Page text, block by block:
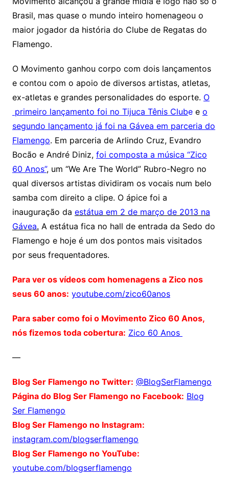
Brasil, mas quase o mundo inteiro homenageou o
maior jogador da história do Clube de Regatas do
Flamengo.
O Movimento ganhou corpo com dois lançamentos
e contou com o apoio de diversos artistas, atletas,
ex-atletas e grandes personalidades do esporte. O
primeiro lançamento foi no Tijuca Tênis Clubee o
segundo lançamento já foi na Gávea em parceria do
Flamengo. Em parceria de Arlindo Cruz, Evandro
Bocão e André Diniz, foi composta a música “Zico
60 Anos”, um “We Are The World” Rubro-Negro no
qual diversos artistas dividiram os vocais num belo
samba com direito a clipe. O ápice foi a
inauguração da estátua em 2 de março de 2013 na
Gávea. A estátua fica no hall de entrada da Sedo do
Flamengo e hoje é um dos pontos mais visitados
por seus frequentadores.
Para ver os vídeos com homenagens a Zico nos
seus 60 anos: youtube.com/zico60anos
Para saber como foi o Movimento Zico 60 Anos,
nós fizemos toda cobertura: Zico 60 Anos
—
Blog Ser Flamengo no Twitter: @BlogSerFlamengo
Página do Blog Ser Flamengo no Facebook: Blog
Ser Flamengo
Blog Ser Flamengo no Instagram:
instagram.com/blogserflamengo
Blog Ser Flamengo no YouTube:
youtube.com/blogserflamengo